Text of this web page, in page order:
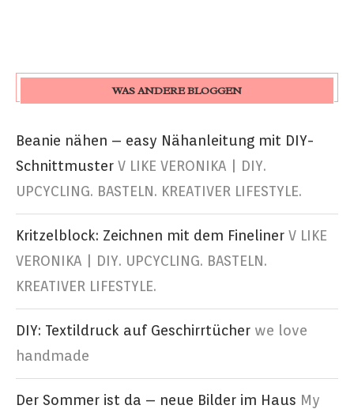
WAS ANDERE BLOGGEN
Beanie nähen – easy Nähanleitung mit DIY-
Schnittmuster V LIKE VERONIKA | DIY.
UPCYCLING. BASTELN. KREATIVER LIFESTYLE.
Kritzelblock: Zeichnen mit dem Fineliner V LIKE
VERONIKA | DIY. UPCYCLING. BASTELN.
KREATIVER LIFESTYLE.
DIY: Textildruck auf Geschirrtücher we love
handmade
Der Sommer ist da – neue Bilder im Haus My